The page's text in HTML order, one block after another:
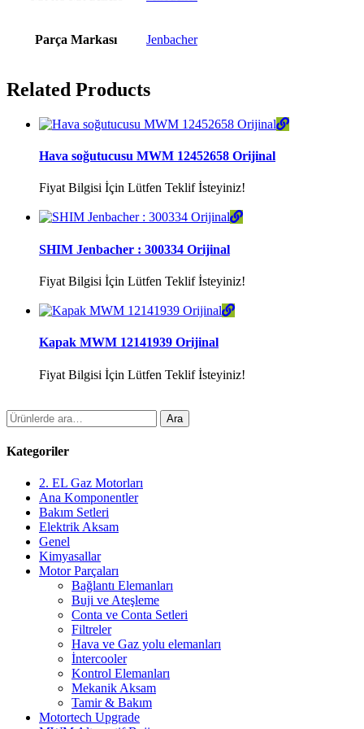
Parça Markası Jenbacher
Related Products
Hava soğutucusu MWM 12452658 Orijinal
Fiyat Bilgisi İçin Lütfen Teklif İsteyiniz!
SHIM Jenbacher : 300334 Orijinal
Fiyat Bilgisi İçin Lütfen Teklif İsteyiniz!
Kapak MWM 12141939 Orijinal
Fiyat Bilgisi İçin Lütfen Teklif İsteyiniz!
Ara:
Ara
Kategoriler
2. EL Gaz Motorları
Ana Komponentler
Bakım Setleri
Elektrik Aksam
Genel
Kimyasallar
Motor Parçaları
Bağlantı Elemanları
Buji ve Ateşleme
Conta ve Conta Setleri
Filtreler
Hava ve Gaz yolu elemanları
İntercooler
Kontrol Elemanları
Mekanik Aksam
Tamir & Bakım
Motortech Upgrade